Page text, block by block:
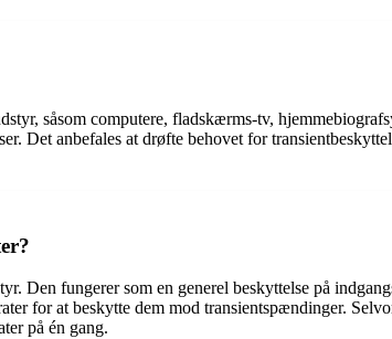
såsom computere, fladskærms-tv,
Det anbefales at drøfte behovet for
Den fungerer som en generel beskyttelse på
for at beskytte dem mod transientspændinger.
på én gang.